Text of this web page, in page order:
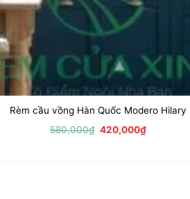
Rèm cầu vồng Hàn Quốc Modero Hilary
580,000₫ Giá
420,000₫Giá